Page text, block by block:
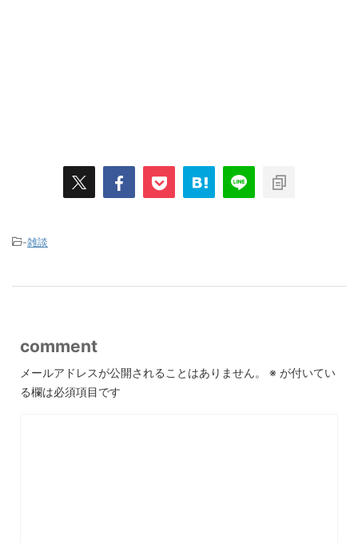
-雑談
comment
メールアドレスが公開されることはありません。 ※ が付いてい
る欄は必須項目です